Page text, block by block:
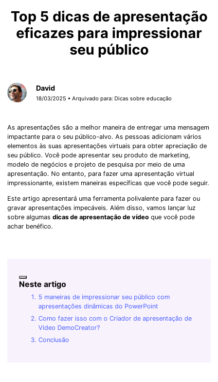
Top 5 dicas de apresentação
eficazes para impressionar
seu público
David
18/03/2025 • Arquivado para: Dicas sobre educação
As apresentações são a melhor maneira de entregar uma mensagem
impactante para o seu público-alvo. As pessoas adicionam vários
elementos às suas apresentações virtuais para obter apreciação de
seu público. Você pode apresentar seu produto de marketing,
modelo de negócios e projeto de pesquisa por meio de uma
apresentação. No entanto, para fazer uma apresentação virtual
impressionante, existem maneiras específicas que você pode seguir.
Este artigo apresentará uma ferramenta polivalente para fazer ou
gravar apresentações impecáveis. Além disso, vamos lançar luz
sobre algumas dicas de apresentação de vídeo que você pode
achar benéfico.
Neste artigo
5 maneiras de impressionar seu público com
apresentações dinâmicas do PowerPoint
Como fazer isso com o Criador de apresentação de
Video DemoCreator?
Conclusão